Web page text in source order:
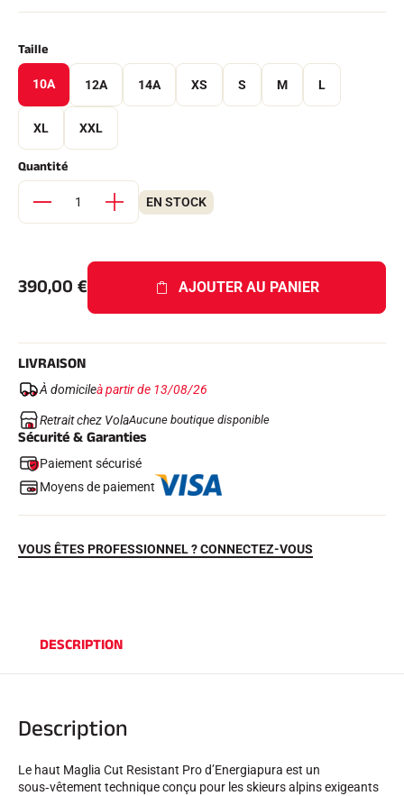
Scoreboard-Pro
MULTI-SPORTS
EQUITATION
Taille
10A 12A 14A XS S M L
XL XXL
Quantité
EN STOCK
390,00 € AJOUTER AU PANIER
LIVRAISON
À domicileà partir de 13/08/26
Retrait chez VolaAucune boutique disponible
Sécurité & Garanties
Paiement sécurisé
Moyens de paiement
VOUS ÊTES PROFESSIONNEL ? CONNECTEZ-VOUS
DESCRIPTION
Description
Le haut Maglia Cut Resistant Pro d’Energiapura est un
sous‑vêtement technique conçu pour les skieurs alpins exigeants